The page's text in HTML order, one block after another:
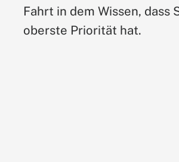
Fahrt in dem Wissen, dass
oberste Priorität hat.